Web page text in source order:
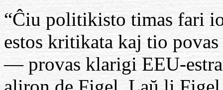
“Ĉiu politikisto timas fari
estos kritikata kaj tio
— provas klarigi EEU-